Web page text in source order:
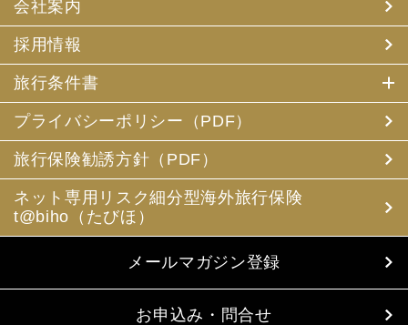
会社案内
採用情報
旅行条件書
プライバシーポリシー（PDF）
旅行保険勧誘方針（PDF）
ネット専用リスク細分型海外旅行保険
t@biho（たびほ）
メールマガジン登録
お申込み・問合せ